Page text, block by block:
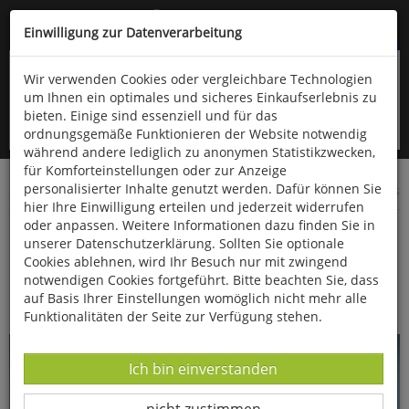
Kompletten Head der Seite überspringen
oder (06766) 9323-960
Startseite Technik & Freizeit Musik & Klang Musik-CDs
25 Schlager Kulthits 1957
Einwilligung zur Datenverarbeitung
Wir verwenden Cookies oder vergleichbare Technologien
um Ihnen ein optimales und sicheres Einkaufserlebnis zu
bieten. Einige sind essenziell und für das
ordnungsgemäße Funktionieren der Website notwendig
während andere lediglich zu anonymen Statistikzwecken,
für Komforteinstellungen oder zur Anzeige
personalisierter Inhalte genutzt werden. Dafür können Sie
hier Ihre Einwilligung erteilen und jederzeit widerrufen
oder anpassen. Weitere Informationen dazu finden Sie in
unserer Datenschutzerklärung. Sollten Sie optionale
Cookies ablehnen, wird Ihr Besuch nur mit zwingend
notwendigen Cookies fortgeführt. Bitte beachten Sie, dass
auf Basis Ihrer Einstellungen womöglich nicht mehr alle
Funktionalitäten der Seite zur Verfügung stehen.
Datenverarbeitung -
Ich bin einverstanden